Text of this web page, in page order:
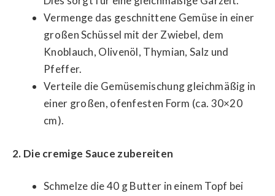
Vermenge das geschnittene Gemüse in einer
großen Schüssel mit der Zwiebel, dem
Knoblauch, Olivenöl, Thymian, Salz und
Pfeffer.
Verteile die Gemüsemischung gleichmäßig in
einer großen, ofenfesten Form (ca. 30×20
cm).
2. Die cremige Sauce zubereiten
Schmelze die 40 g Butter in einem Topf bei